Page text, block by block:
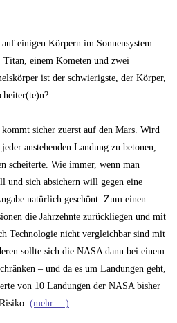
einigen Körpern im Sonnensystem
Titan, einem Kometen und zwei
ist der schwierigste, der Körper,
sicher zuerst auf den Mars. Wird
anstehenden Landung zu betonen,
scheiterte. Wie immer, wenn man
und sich absichern will gegen eine
natürlich geschönt. Zum einen
die Jahrzehnte zurückliegen und mit
Technologie nicht vergleichbar sind mit
sollte sich die NASA dann bei einem
– und da es um Landungen geht,
von 10 Landungen der NASA bisher
(mehr …)